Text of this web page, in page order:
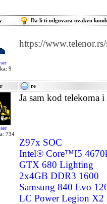
Da li ti odgovara ovakvo
9
https://
re
734
Ja sam kod telekoma
Z97x SOC
Intel® Core™I5
GTX 680 Lighting
2x4GB DDR3 1600
Samsung 840 Evo
LC Power Legion